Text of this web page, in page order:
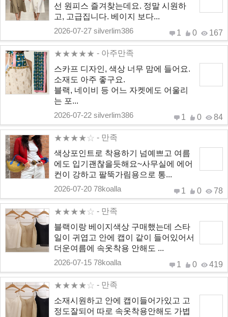
선 원피스 즐겨찾는데요. 정말 시원하
고, 고급집니다. 베이지 보다...
2026-07-27 silverlim386
1 0 167
- 아주만족
스카프 디자인, 색상 너무 맘에 들어요.
소재도 아주 좋구요.
블랙, 네이비 등 어느 자켓에도 어울리
는 포...
2026-07-22 silverlim386
1 0 84
- 만족
색상포인트로 착용하기 넘예쁘고 여름
에도 입기괜찮을듯해요~사무실에 에어
컨이 강하고 팔뚝가림용으로 통...
2026-07-20 78koalla
1 0 78
- 만족
블랙이랑 베이지색상 구매했는데 스타
일이 귀엽고 안에 캡이 같이 들어있어서
더운여름에 속옷착용 안해도 ...
2026-07-15 78koalla
1 0 419
- 만족
소재시원하고 안에 캡이들어가있고 고
정도잘되어 따로 속옷착용안해도 가볍